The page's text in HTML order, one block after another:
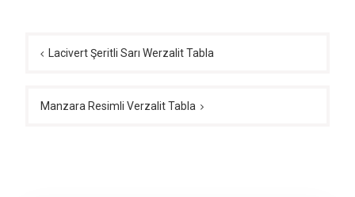
gezinmesi
Lacivert Şeritli Sarı Werzalit Tabla
Manzara Resimli Verzalit Tabla